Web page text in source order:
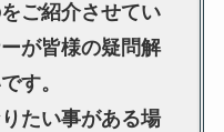
ご紹介させてい
が皆様の疑問解
す。
たい事がある場